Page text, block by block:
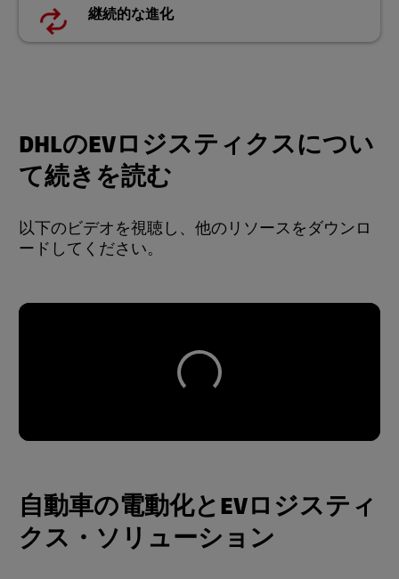
継続的な進化
DHLのEVロジスティクスについ
て続きを読む
以下のビデオを視聴し、他のリソースをダウンロ
ードしてください。
自動車の電動化とEVロジスティ
クス・ソリューション